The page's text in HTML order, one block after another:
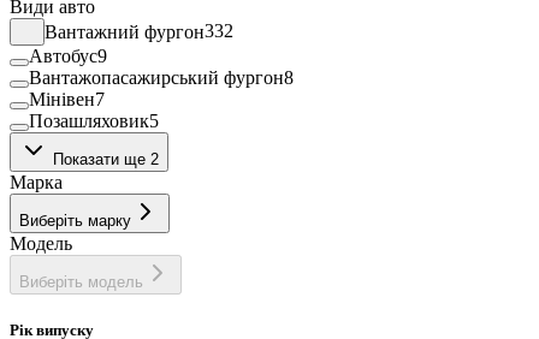
Види авто
Вантажний фургон332
Автобус9
Вантажопасажирський фургон8
Мінівен7
Позашляховик5
Рефрижератор
Фургон10
Показати ще 2
Марка
Виберіть марку
Модель
Виберіть модель
Рік випуску